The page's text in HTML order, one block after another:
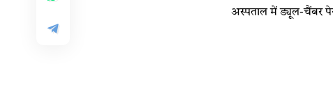
अस्पताल में ड्यूल-चैंबर